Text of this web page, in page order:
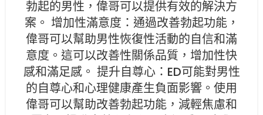
勃起的男性，偉哥可以提供有效的解決方
案。 增加性滿意度：通過改善勃起功能，
偉哥可以幫助男性恢復性活動的自信和滿
意度。這可以改善性關係品質，增加性快
感和滿足感。 提升自尊心：ED可能對男性
的自尊心和心理健康產生負面影響。使用
偉哥可以幫助改善勃起功能，減輕焦慮和